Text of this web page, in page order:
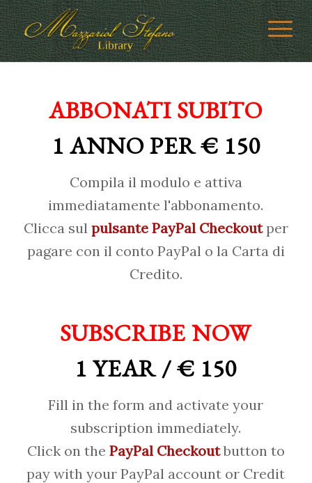
ABBONATI SUBITO
1 ANNO PER € 150
Compila il modulo e attiva
immediatamente l'abbonamento.
Clicca sul pulsante PayPal Checkoutper
pagare con il conto PayPal o la Carta di
Credito.
SUBSCRIBE NOW
1 YEAR / € 150
Fill in the form and activate your
subscription immediately.
Click on the PayPal Checkoutbutton to
pay with your PayPal account or Credit